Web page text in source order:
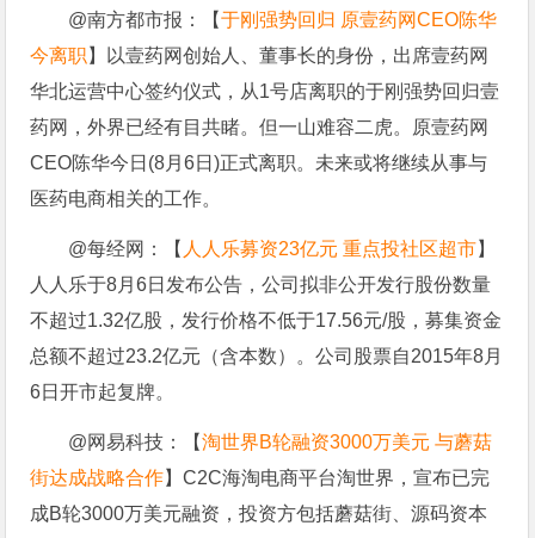
@南方都市报：【于刚强势回归 原壹药网CEO陈华
今离职 】以壹药网创始人、董事长的身份，出席壹药网
华北运营中心签约仪式，从1号店离职的于刚强势回归壹
药网，外界已经有目共睹。但一山难容二虎。原壹药网
CEO陈华今日(8月6日)正式离职。未来或将继续从事与
医药电商相关的工作。
@每经网：【 人人乐募资23亿元 重点投社区超市】
人人乐于8月6日发布公告，公司拟非公开发行股份数量
不超过1.32亿股，发行价格不低于17.56元/股，募集资金
总额不超过23.2亿元（含本数）。公司股票自2015年8月
6日开市起复牌。
@网易科技：【淘世界B轮融资3000万美元 与蘑菇
街达成战略合作】C2C海淘电商平台淘世界，宣布已完
成B轮3000万美元融资，投资方包括蘑菇街、源码资本